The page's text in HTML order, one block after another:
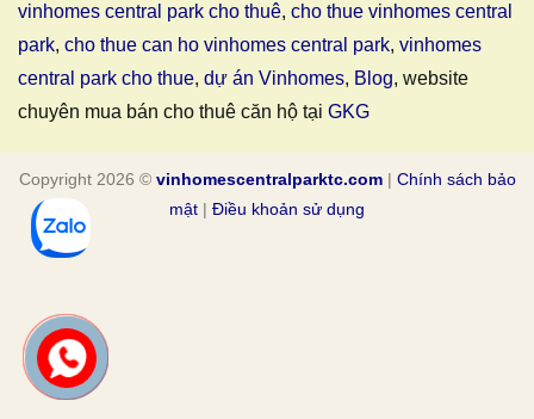
vinhomes central park cho thuê, cho thue vinhomes central
park, cho thue can ho vinhomes central park, vinhomes
central park cho thue, dự án Vinhomes, Blog, website
chuyên mua bán cho thuê căn hộ tại GKG
Copyright 2026 © vinhomescentralparktc.com| Chính sách bảo
mật | Điều khoản sử dụng